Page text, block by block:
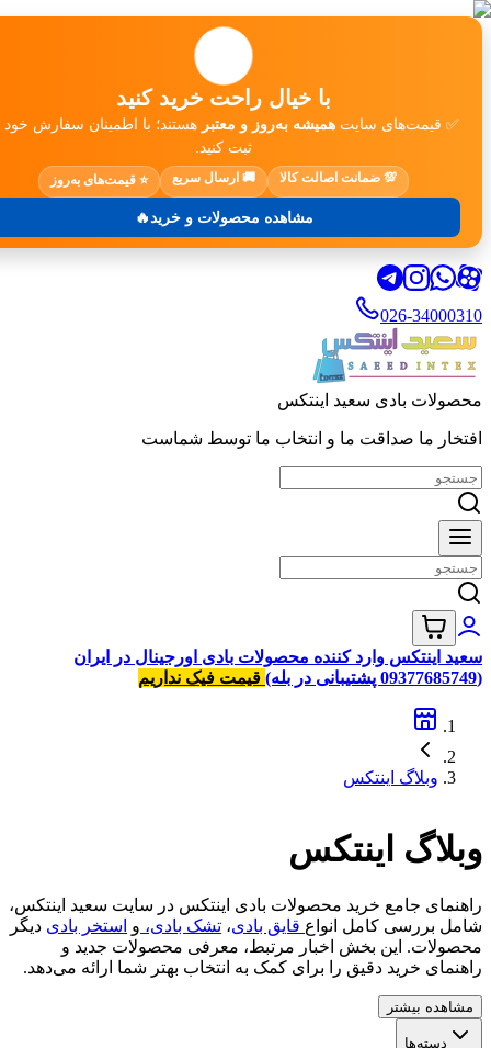
با خیال راحت خرید کنید
✅ قیمت‌های سایت همیشه به‌روز و معتبر هستند؛ با اطمینان سفارش خود
ثبت کنید.
💯 ضمانت اصالت کالا 🚚 ارسال سریع ⭐ قیمت‌های به‌روز
مشاهده محصولات و خرید🔥
026-34000310
محصولات بادی سعید اینتکس
افتخار ما صداقت ما و انتخاب ما توسط شماست
سعید اینتکس وارد کننده محصولات بادی اورجینال در ایران
(09377685749 پشتیبانی در بله)
قیمت فیک نداریم
وبلاگ اینتکس
وبلاگ اینتکس
راهنمای جامع خرید محصولات بادی اینتکس در سایت سعید اینتکس،
شامل بررسی کامل انواع قایق بادی، تشک بادی، و استخر بادی دیگر
محصولات. این بخش اخبار مرتبط، معرفی محصولات جدید و
راهنمای خرید دقیق را برای کمک به انتخاب بهتر شما ارائه می‌دهد.
مشاهده بیشتر
دسته‌ها